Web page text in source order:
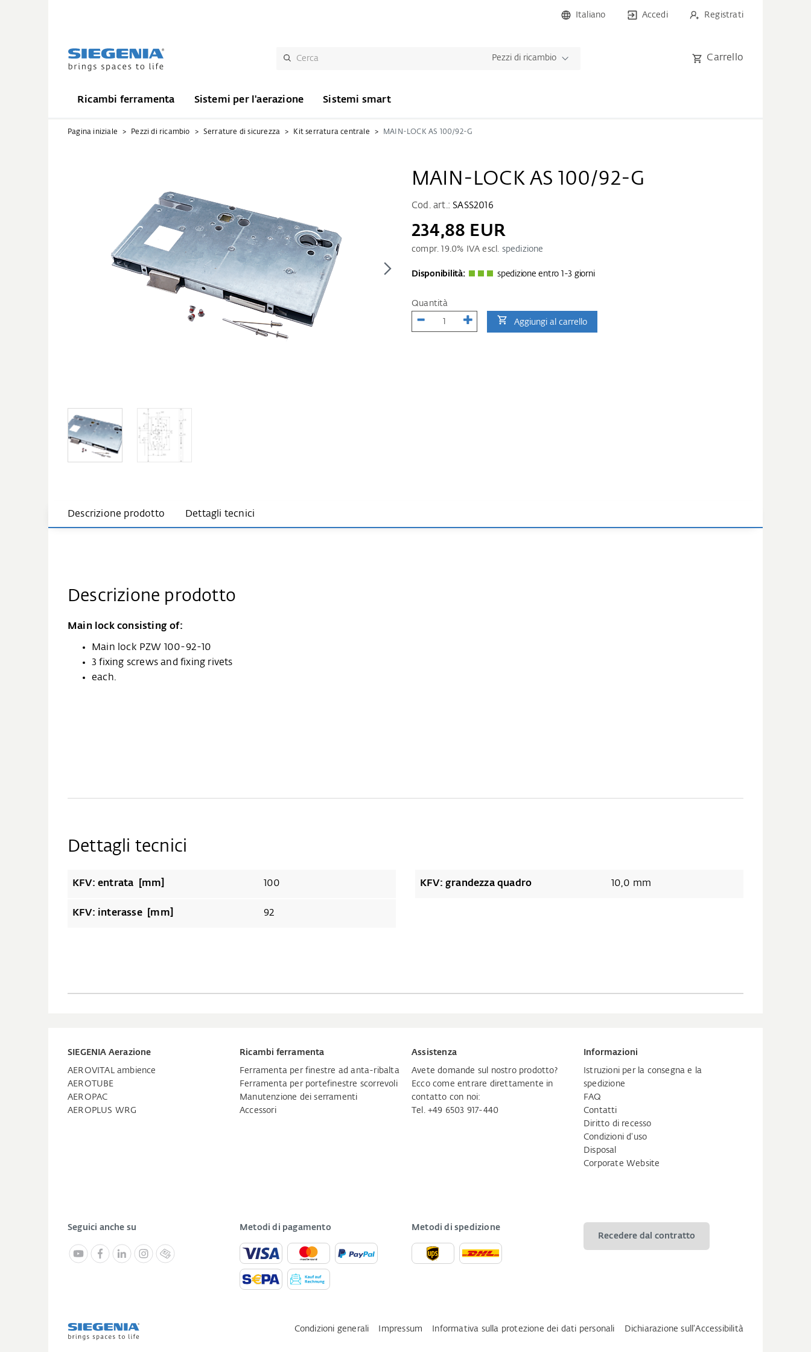
Italiano Accedi Registrati
Pezzi di ricambio Carrello
Ricambi ferramenta Sistemi per l'aerazione Sistemi smart
Pagina iniziale Pezzi di ricambio Serrature di sicurezza Kit serratura centrale MAIN-LOCK AS 100/92-G
MAIN-LOCK AS 100/92-G
Cod. art.: SASS2016
234,88 EUR
compr. 19.0% IVA escl. spedizione
Disponibilità: spedizione entro 1-3 giorni
Quantità
Aggiungi al carrello
Descrizione prodotto Dettagli tecnici
Descrizione prodotto
Main lock consisting of:
Main lock PZW 100-92-10
3 fixing screws and fixing rivets
each.
Dettagli tecnici
KFV: entrata [mm] 100
KFV: interasse [mm] 92
KFV: grandezza quadro 10,0 mm
SIEGENIA Aerazione
AEROVITAL ambience
AEROTUBE
AEROPAC
AEROPLUS WRG
Ricambi ferramenta
Ferramenta per finestre ad anta-ribalta
Ferramenta per portefinestre scorrevoli
Manutenzione dei serramenti
Accessori
Assistenza
Avete domande sul nostro prodotto?
Ecco come entrare direttamente in
contatto con noi:
Tel. +49 6503 917-440
Informazioni
Istruzioni per la consegna e la
spedizione
FAQ
Contatti
Diritto di recesso
Condizioni d'uso
Disposal
Corporate Website
Seguici anche su Metodi di pagamento
Metodi di spedizione
Recedere dal contratto
Condizioni generali Impressum Informativa sulla protezione dei dati personali Dichiarazione sull‘Accessibilità